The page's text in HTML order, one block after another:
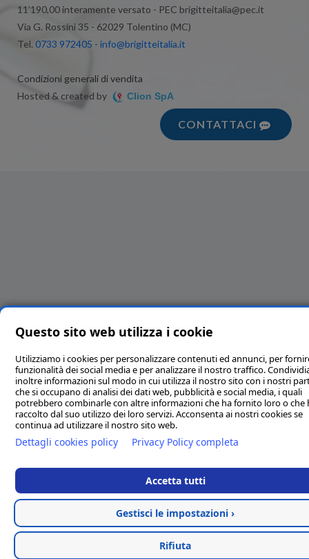
11’190,00 interamente versato - PEC brigitteitalia@pec.it
Via G. Rossini 35 - 62029 Tolentino (MC)
Tel. 0733 972405 - info@brigitteitalia.it
Condizioni generali di vendita
Hosted & created by
Clion SpA
CONTATTACI
Questo sito web utilizza i cookie
Utilizziamo i cookies per personalizzare contenuti ed annunci, per
funzionalità dei social media e per analizzare il nostro traffico.
inoltre informazioni sul modo in cui utilizza il nostro sito con i nostri
che si occupano di analisi dei dati web, pubblicità e social media, i quali
potrebbero combinarle con altre informazioni che ha fornito loro o che
raccolto dal suo utilizzo dei loro servizi. Acconsenta ai nostri cookies se
continua ad utilizzare il nostro sito web.
Dettagli cookies policy Privacy Policy completa
Accetta tutti
Gestisci le impostazioni ›
Rifiuta